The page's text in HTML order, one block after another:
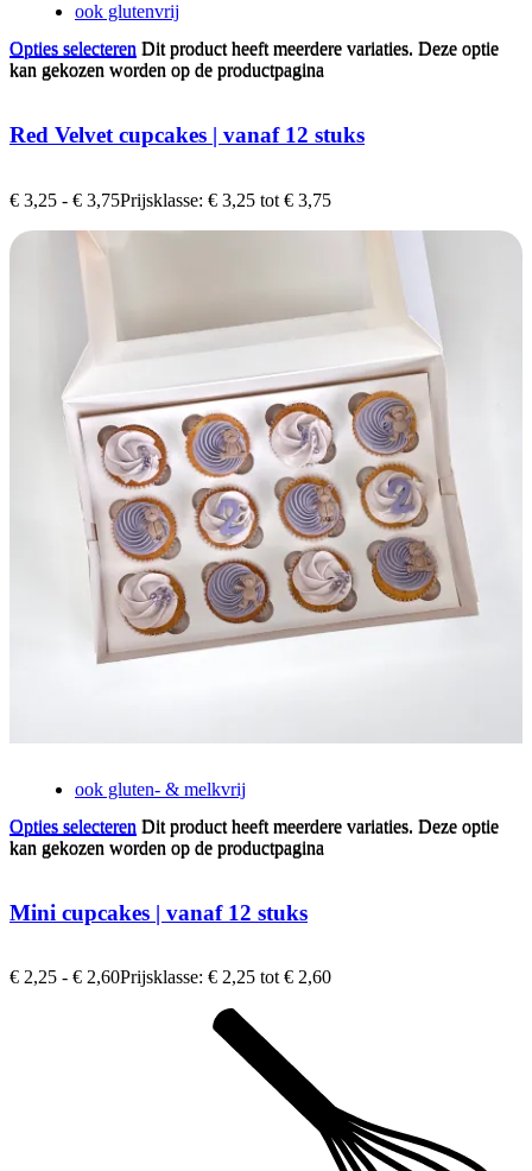
ook glutenvrij
Opties selecteren Dit product heeft meerdere variaties. Deze optie
kan gekozen worden op de productpagina
Opties selecteren Dit product heeft meerdere variaties. Deze optie
kan gekozen worden op de productpagina
Red Velvet cupcakes | vanaf 12 stuks
€ 3,25 - € 3,75Prijsklasse: € 3,25 tot € 3,75
ook gluten- & melkvrij
Opties selecteren Dit product heeft meerdere variaties. Deze optie
kan gekozen worden op de productpagina
Opties selecteren Dit product heeft meerdere variaties. Deze optie
kan gekozen worden op de productpagina
Mini cupcakes | vanaf 12 stuks
€ 2,25 - € 2,60Prijsklasse: € 2,25 tot € 2,60